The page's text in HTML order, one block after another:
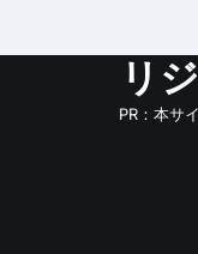
リ
PR：本サ